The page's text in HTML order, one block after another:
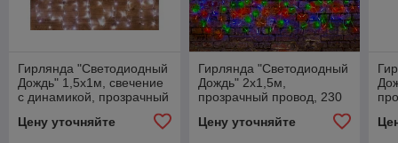
Гирлянда "Светодиодный
Дождь" 1,5х1м, свечение
с динамикой, прозрачный
БЕЛЫЕ
Цену уточняйте
Гирлянда "Светодиодный
Дождь" 2х1,5м,
прозрачный провод, 230
В, диоды RGB, 300 LED
свечение с динамикой
Цену уточняйте